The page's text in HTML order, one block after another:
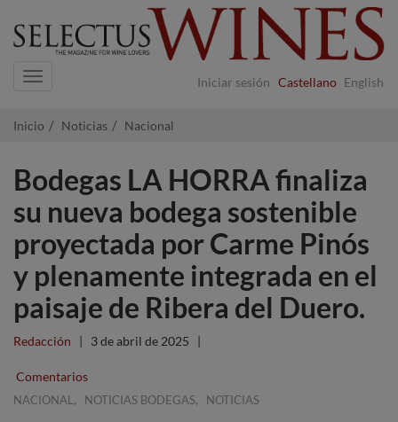
Iniciar sesión Castellano English
Navigation
Inicio Noticias Nacional
Bodegas LA HORRA finaliza
su nueva bodega sostenible
proyectada por Carme Pinós
y plenamente integrada en el
paisaje de Ribera del Duero.
Redacción | 3 de abril de 2025 |
Comentarios
NACIONAL , NOTICIAS BODEGAS, NOTICIAS